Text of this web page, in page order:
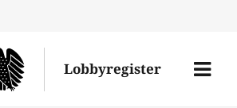
Lobbyregister
Menü